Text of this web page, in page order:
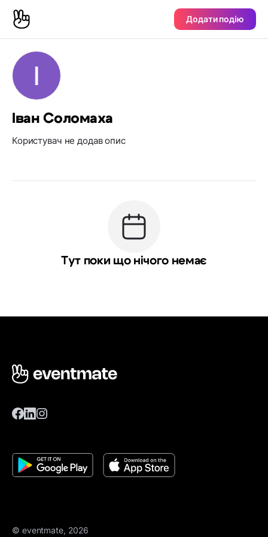
Додати подію
Іван Соломаха
Користувач не додав опис
Тут поки що нічого немає
© eventmate, 2026